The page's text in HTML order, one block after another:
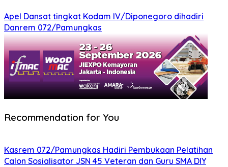
Apel Dansat tingkat Kodam lV/Diponegoro dihadiri
Danrem 072/Pamungkas
Recommendation for You
Kasrem 072/Pamungkas Hadiri Pembukaan Pelatihan
Calon Sosialisator JSN 45 Veteran dan Guru SMA DIY